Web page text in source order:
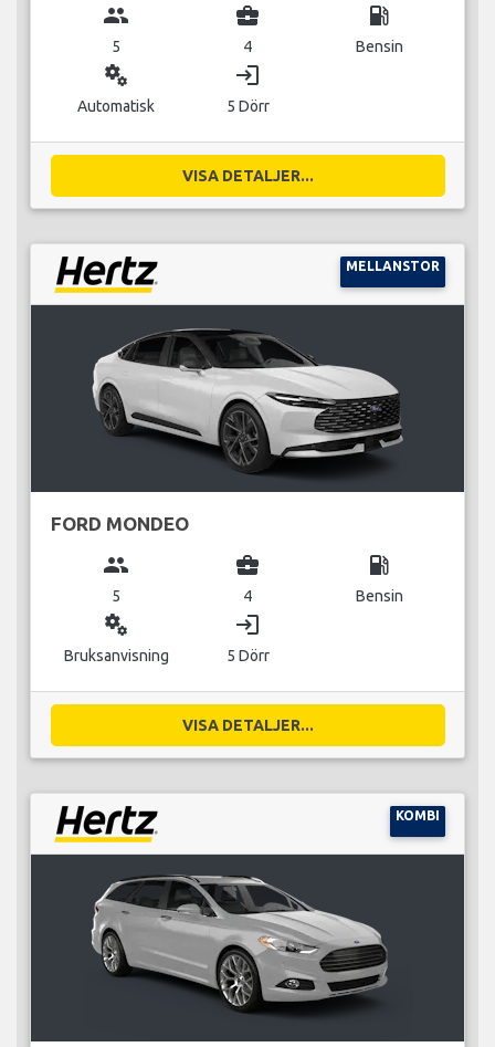
group
5
business_center
4
local_gas_station
Bensin
miscellaneous_services
Automatisk
login
5 Dörr
VISA DETALJER...
MELLANSTOR
FORD MONDEO
group
5
business_center
4
local_gas_station
Bensin
miscellaneous_services
Bruksanvisning
login
5 Dörr
VISA DETALJER...
KOMBI